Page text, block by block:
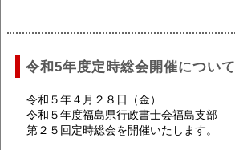
令和5年度定時総会開催について
令和５年４月２８日（金）
令和５年度福島県行政書士会福島支部
第２５回定時総会を開催いたします。